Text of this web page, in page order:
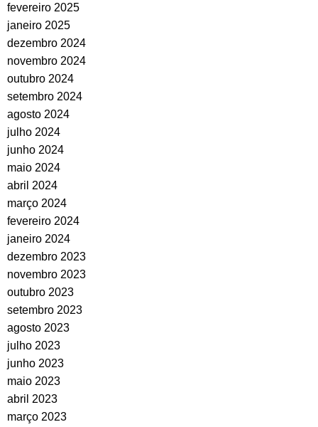
fevereiro 2025
janeiro 2025
dezembro 2024
novembro 2024
outubro 2024
setembro 2024
agosto 2024
julho 2024
junho 2024
maio 2024
abril 2024
março 2024
fevereiro 2024
janeiro 2024
dezembro 2023
novembro 2023
outubro 2023
setembro 2023
agosto 2023
julho 2023
junho 2023
maio 2023
abril 2023
março 2023